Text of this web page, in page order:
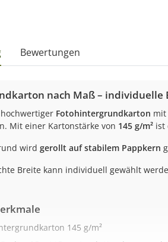
Bewertungen
nach Maß – individuelle
Fotohintergrundkarton mit
Mit einer Kartonstärke von 145 g/m² ist
wird gerollt auf stabilem Pappkern
Breite kann individuell gewählt
145 g/m²